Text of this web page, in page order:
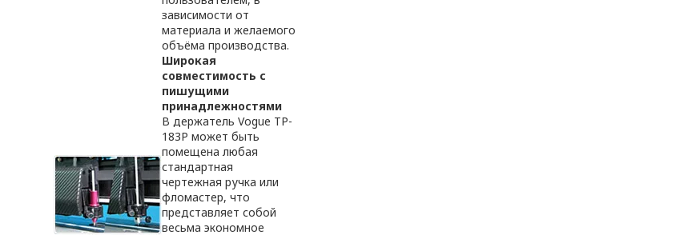
зависимости от
материала и желаемого
объёма производства.
Широкая
совместимость с
пишущими
принадлежностями
В держатель Vogue TP-
183P может быть
помещена любая
стандартная
чертежная ручка или
фломастер, что
представляет собой
весьма экономное